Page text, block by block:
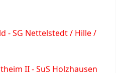
- SG Nettelstedt / Hille /
II - SuS Holzhausen